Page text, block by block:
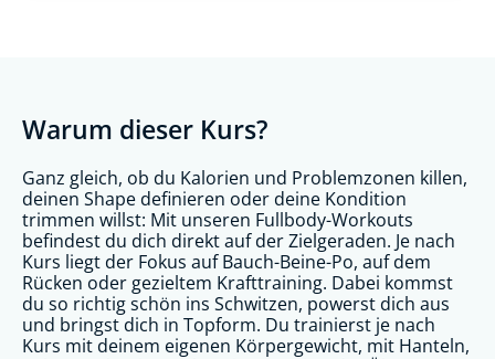
Warum dieser Kurs?
Ganz gleich, ob du Kalorien und Problemzonen killen,
deinen Shape definieren oder deine Kondition
trimmen willst: Mit unseren Fullbody-Workouts
befindest du dich direkt auf der Zielgeraden. Je nach
Kurs liegt der Fokus auf Bauch-Beine-Po, auf dem
Rücken oder gezieltem Krafttraining. Dabei kommst
du so richtig schön ins Schwitzen, powerst dich aus
und bringst dich in Topform. Du trainierst je nach
Kurs mit deinem eigenen Körpergewicht, mit Hanteln,